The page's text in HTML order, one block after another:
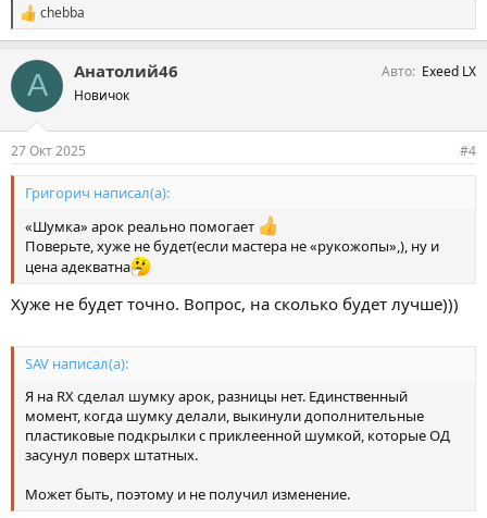
С
и
п
т
:
chebba
А Анатолий46
Новичок
Авто Exeed LX
27 Окт 2025 #4
Григорич написал(а):
«Шумка» арок реально помогает
Поверьте, хуже не будет(если мастера не «рукожопы»,), ну и
цена адекватна
Хуже не будет точно. Вопрос, на сколько будет лучше)))
SAV написал(а):
Я на RX сделал шумку арок, разницы нет. Единственный
момент, когда шумку делали, выкинули дополнительные
пластиковые подкрылки с приклеенной шумкой, которые ОД
засунул поверх штатных.
Может быть, поэтому и не получил изменение.